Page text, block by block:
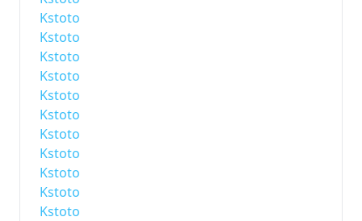
Kstoto
Kstoto
Kstoto
Kstoto
Kstoto
Kstoto
Kstoto
Kstoto
Kstoto
Kstoto
Kstoto